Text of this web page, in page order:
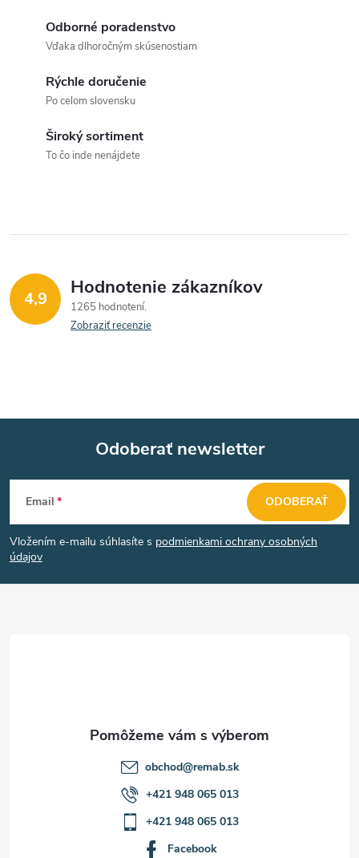
v
ý
s
Odborné poradenstvo
Vďaka dlhoročným skúsenostiam
Rýchle doručenie
Po celom slovensku
Široký sortiment
To čo inde nenájdete
4,9 Hodnotenie zákazníkov
1265 hodnotení
Zobraziť recenzie
Z
á
p
Odoberať newsletter
Email
Vložením e-mailu súhlasíte s podmienkami ochrany osobných
údajov
ODOBERAŤ
obchod@remab.sk
+421 948 065 013
+421 948 065 013
Facebook